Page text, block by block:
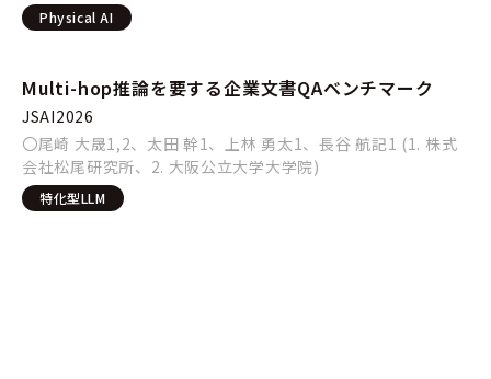
Physical AI
Multi-hop推論を要する企業文書QAベンチマーク
JSAI2026
〇尾崎 大晟1,2、太田 幹1、上林 勇太1、長谷 航記1 (1. 株式
会社松尾研究所、2. 大阪公立大学大学院)
特化型LLM